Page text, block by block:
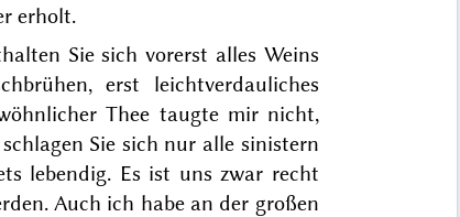
erholt.
Sie sich vorerst alles Weins
erst leichtverdauliches
Thee taugte mir nicht,
Sie sich nur alle sinistern
lebendig. Es ist uns zwar recht
Auch ich habe an der großen